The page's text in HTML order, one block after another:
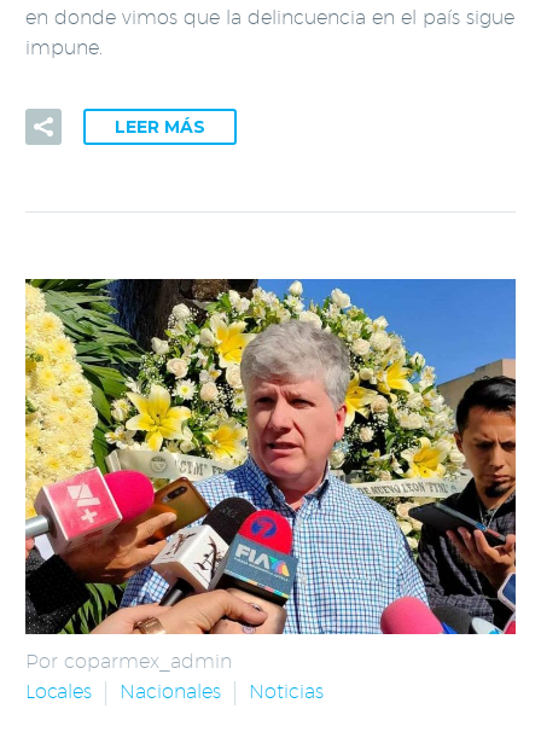
en donde vimos que la delincuencia en el país sigue
impune.
LEER MÁS
Por coparmex_admin
Locales
Nacionales Noticias